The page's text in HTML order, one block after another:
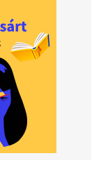
a colourful
readers in
the series:
You (Winner of
Everything in